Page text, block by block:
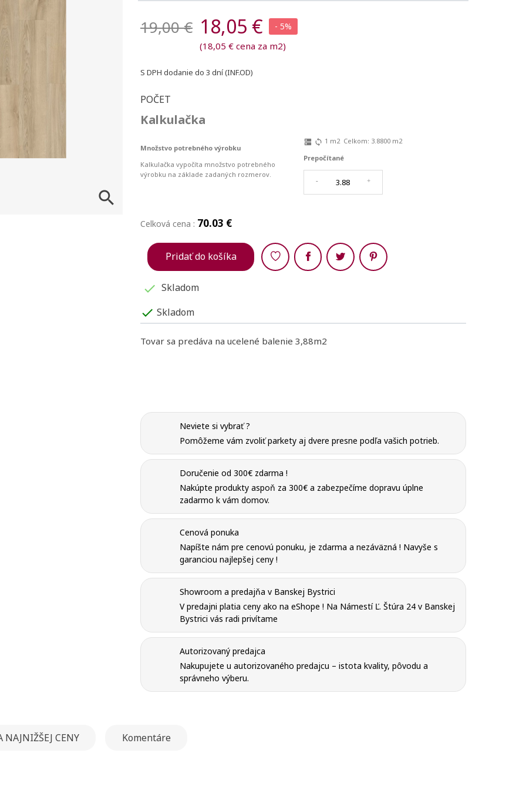

19,00 € 18,05 € - 5%
(18,05 € cena za m2)
S DPH dodanie do 3 dní (INF.OD)
POČET
Kalkulačka
Množstvo potrebného výrobku
Kalkulačka vypočíta množstvo potrebného
výrobku na základe zadaných rozmerov.
dns sync 1 m2 Celkom: 3.8800m2
Prepočítané
- +
Celková cena : 70.03 €
Pridať do košíka
 Skladom
check Skladom
Zdieľaj
Tovar sa predáva na ucelené balenie 3,88m2
Neviete si vybrať ?
Pomôžeme vám zvoliť parkety aj dvere presne podľa vašich potrieb.
Doručenie od 300€ zdarma !
Nakúpte produkty aspoň za 300€ a zabezpečíme dopravu úplne
zadarmo k vám domov.
Cenová ponuka
Napíšte nám pre cenovú ponuku, je zdarma a nezáväzná ! Navyše s
garanciou najlepšej ceny !
Showroom a predajňa v Banskej Bystrici
V predajni platia ceny ako na eShope ! Na Námestí Ľ. Štúra 24 v Banskej
Bystrici vás radi privítame
Autorizovaný predajca
Nakupujete u autorizovaného predajcu – istota kvality, pôvodu a
správneho výberu.
NAJNIŽŠEJ CENY Komentáre